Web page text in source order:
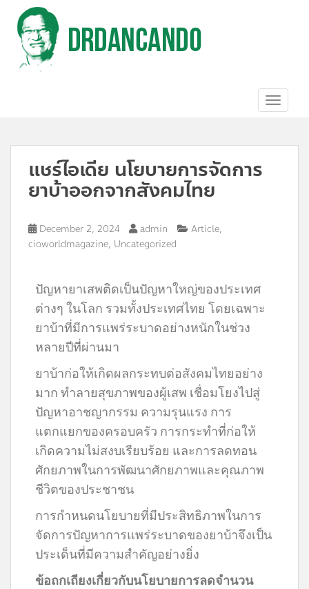
แชร์ไอเดีย นโยบายการจัดการ
ยาบ้าออกจากสังคมไทย
December 2, 2024 admin Article,
cioworldmagazine, Uncategorized
ปัญหายาเสพติดเป็นปัญหาใหญ่ของประเทศ
ต่างๆ ในโลก รวมทั้งประเทศไทย โดยเฉพาะ
ยาบ้าที่มีการแพร่ระบาดอย่างหนักในช่วง
หลายปีที่ผ่านมา
ยาบ้าก่อให้เกิดผลกระทบต่อสังคมไทยอย่าง
มาก ทำลายสุขภาพของผู้เสพ เชื่อมโยงไปสู่
ปัญหาอาชญากรรม ความรุนแรง การ
แตกแยกของครอบครัว การกระทำที่ก่อให้
เกิดความไม่สงบเรียบร้อย และการลดทอน
ศักยภาพในการพัฒนาศักยภาพและคุณภาพ
ชีวิตของประชาชน
การกำหนดนโยบายที่มีประสิทธิภาพในการ
จัดการปัญหาการแพร่ระบาดของยาบ้าจึงเป็น
ประเด็นที่มีความสำคัญอย่างยิ่ง
ข้อถกเถียงเกี่ยวกับนโยบายการลดจำนวน